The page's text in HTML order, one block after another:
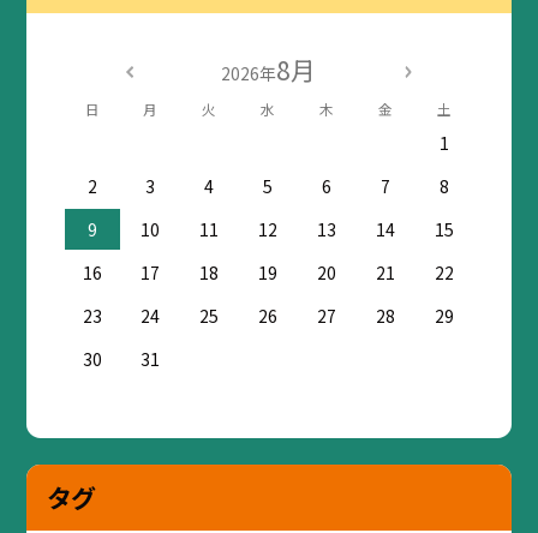
2026年8月
日 月 火 水 木 金 土
1
2
3 4 5 6 7
8
9
10 11 12 13 14
15
16
17 18 19 20 21
22
23
24 25 26 27 28
29
30
31
タグ